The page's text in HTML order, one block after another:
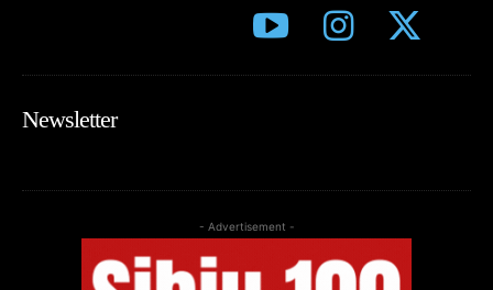
Newsletter
- Advertisement -